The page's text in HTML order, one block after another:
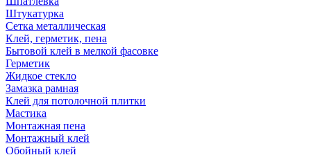
Штукатурка
Сетка металлическая
Клей, герметик, пена
Бытовой клей в мелкой фасовке
Герметик
Жидкое стекло
Замазка рамная
Клей для потолочной плитки
Мастика
Монтажная пена
Монтажный клей
Обойный клей